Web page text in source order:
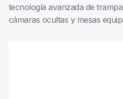
tecnología avanzada de
cámaras ocultas y mesas